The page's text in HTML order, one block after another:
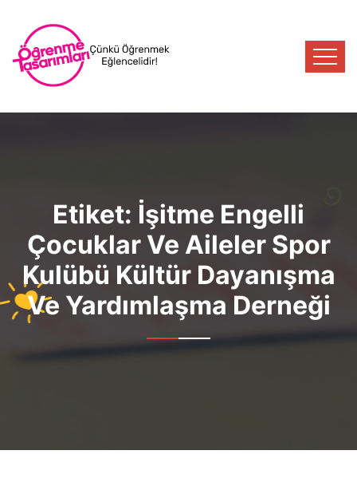
Etiket: İşitme Engelli
Çocuklar Ve Aileler Spor
Kulübü Kültür Dayanışma
Ve Yardımlaşma Derneği